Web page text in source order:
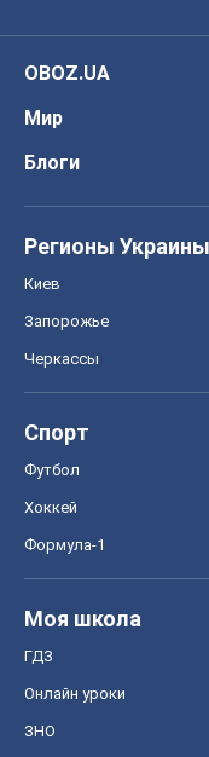
OBOZ.UA
Мир
Блоги
Регионы Украины
Киев
Запорожье
Черкассы
Спорт
Футбол
Хоккей
Формула-1
Моя школа
ГДЗ
Онлайн уроки
ЗНО